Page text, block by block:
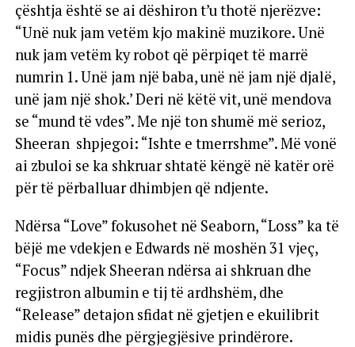
çështja është se ai dëshiron t’u thotë njerëzve:
“Unë nuk jam vetëm kjo makinë muzikore. Unë
nuk jam vetëm ky robot që përpiqet të marrë
numrin 1. Unë jam një baba, unë në jam një djalë,
unë jam një shok.’ Deri në këtë vit, unë mendova
se “mund të vdes”. Me një ton shumë më serioz,
Sheeran shpjegoi: “Ishte e tmerrshme”. Më vonë
ai zbuloi se ka shkruar shtatë këngë në katër orë
për të përballuar dhimbjen që ndjente.
Ndërsa “Love” fokusohet në Seaborn, “Loss” ka të
bëjë me vdekjen e Edwards në moshën 31 vjeç,
“Focus” ndjek Sheeran ndërsa ai shkruan dhe
regjistron albumin e tij të ardhshëm, dhe
“Release” detajon sfidat në gjetjen e ekuilibrit
midis punës dhe përgjegjësive prindërore.